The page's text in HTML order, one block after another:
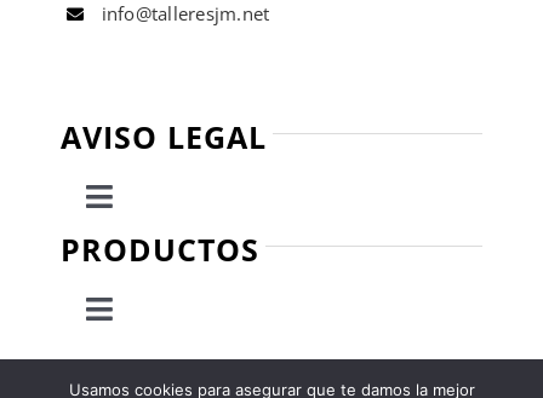
info@talleresjm.net
AVISO LEGAL
Toggle
Política de privacidad
PRODUCTOS
Toggle
Escaleras
Usamos cookies para asegurar que te damos la mejor